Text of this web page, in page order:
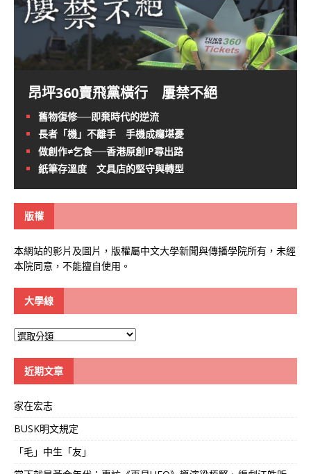
昂坪360賣飛黨橫行 屢禁不絕
舊物復修──即棄時代的逆流
長者「機」不離手 手機成癮堪憂
做創作≠乞食──香港原創IP尋出路
紙筆存溫度 文具店的堅守與轉型
版權
本網站的影片及圖片，版權屬中文大學新聞與傳播學院所有，未經
本院同意，不能擅自使用。
大學線
大
近期文章
家在宏志
BUSK明文規定
「毛」中生「友」